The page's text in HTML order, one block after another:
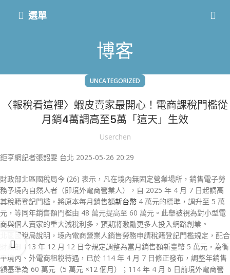
選單
博客
UNCATEGORIZED
〈報稅看這裡〉蝦皮賣家最開心！電商課稅門檻從
月銷4萬調高至5萬「這天」生效
Userchen
鉅亨網記者張韶雯 台北 2025-05-26 20:29
財政部北區國稅局今 (26) 表示，凡在境內無固定營業場所，銷售電子勞
務予境內自然人者（即境外電商營業人），自 2025 年 4 月 7 日起調高
其稅籍登記門檻，將原本每月銷售額新台幣 4 萬元的標準，調升至 5 萬
元，等同年銷售額門檻由 48 萬元提高至 60 萬元。此舉被視為對小型電
商與個人賣家的重大減稅利多，預期將激勵更多人投入網路創業。
北區國稅局說明，境內電商營業人銷售勞務申請稅籍登記門檻規定，配合
財政部 113 年 12 月 12 日令規定調整為當月銷售額新臺幣 5 萬元，為衡
平境內、外電商租稅待遇，已於 114 年 4 月 7 日修正發布，調整年銷售
額基準為 60 萬元（5 萬元 ×12 個月）；114 年 4 月 6 日前境外電商營